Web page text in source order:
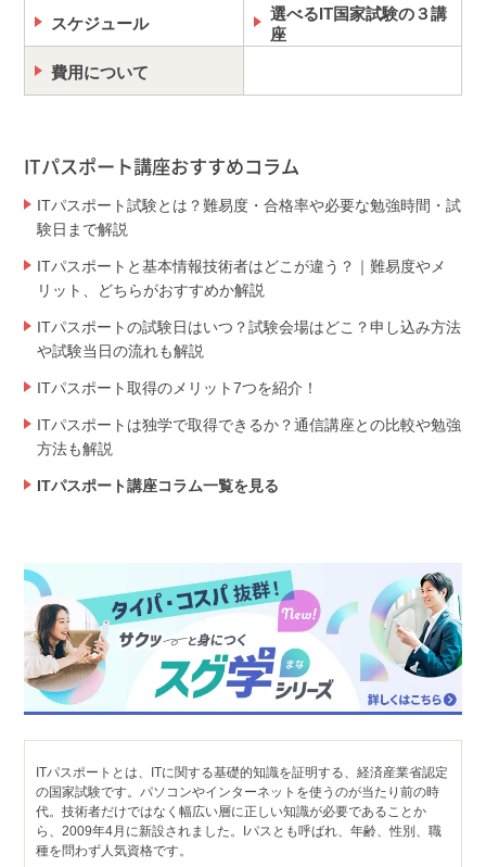
スケジュール
選べるIT国家試験の３講
座
費用について
ITパスポート講座おすすめコラム
ITパスポート試験とは？難易度・合格率や必要な勉強時間・試
験日まで解説
ITパスポートと基本情報技術者はどこが違う？｜難易度やメ
リット、どちらがおすすめか解説
ITパスポートの試験日はいつ？試験会場はどこ？申し込み方法
や試験当日の流れも解説
ITパスポート取得のメリット7つを紹介！
ITパスポートは独学で取得できるか？通信講座との比較や勉強
方法も解説
ITパスポート講座コラム一覧を見る
ITパスポートとは、ITに関する基礎的知識を証明する、経済産業省認定
の国家試験です。パソコンやインターネットを使うのが当たり前の時
代。技術者だけではなく幅広い層に正しい知識が必要であることか
ら、2009年4月に新設されました。Iパスとも呼ばれ、年齢、性別、職
種を問わず人気資格です。